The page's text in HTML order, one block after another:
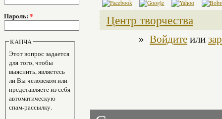
Пароль: *
КАПЧА
Этот вопрос задается
для того, чтобы
выяснить, являетесь
ли Вы человеком или
представляете из себя
автоматическую
спам-рассылку.
Центр творчества
» Войдитеили